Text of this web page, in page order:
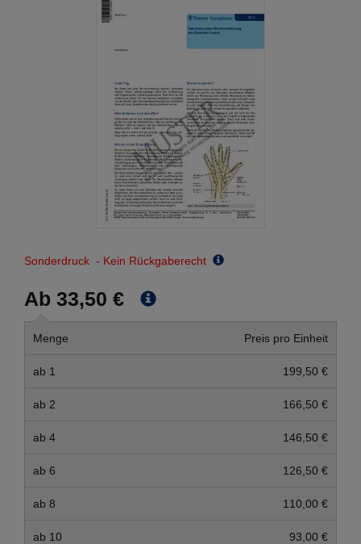
Sonderdruck - Kein Rückgaberecht
Ab 33,50 €
Menge Preis pro Einheit
ab 1 199,50 €
ab 2 166,50 €
ab 4 146,50 €
ab 6 126,50 €
ab 8 110,00 €
ab 10 93,00 €